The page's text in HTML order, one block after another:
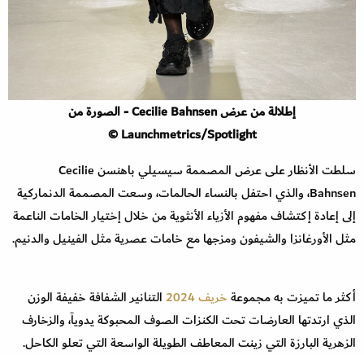
إطلالة من عرض Cecilie Bahnsen - الصورة من
Launchmetrics/Spotlight ©
سلطت الأنظار على عرض المصممة سيسيلي باهنسن Cecilie
Bahnsen، والذي احتفل بالنساء الحالمات، وسعت المصممة الدنماركية
إلى إعادة إكتشاف مفهوم الأزياء الأنثوية من خلال إختيار الخامات الناعمة
مثل الأورغانزا والشيفون ومزجها مع خامات عصرية مثل الفينيل والدنيم.
أكثر ما تميزت به مجموعةخريف 2024
التنانير الشفافة خفيفة الوزن
الذي ارتدتها العارضات تحت الكنزات الصوف المحبوكة يدوياً، والزخارف
الزهرية البارزة التي زينت المعاطف الطويلة الواسعة التي تعلو الكاحل.